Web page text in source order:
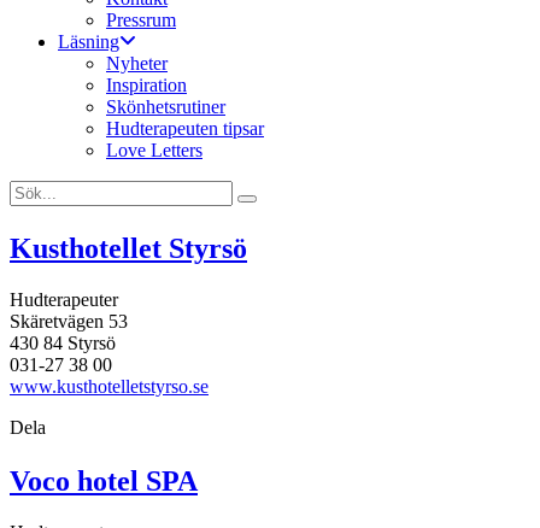
Pressrum
Läsning
Nyheter
Inspiration
Skönhetsrutiner
Hudterapeuten tipsar
Love Letters
Kusthotellet Styrsö
Hudterapeuter
Skäretvägen 53
430 84 Styrsö
031-27 38 00
www.kusthotelletstyrso.se
Dela
Voco hotel SPA